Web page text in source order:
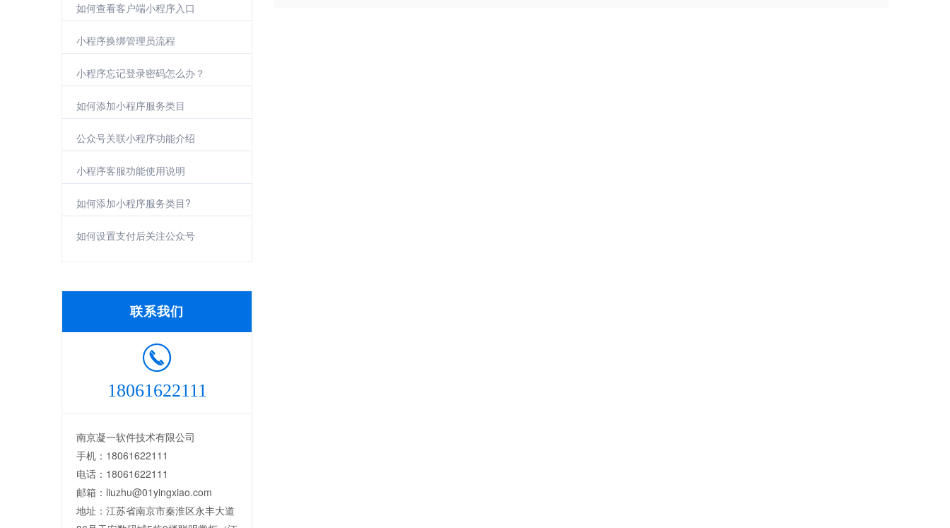
如何查看客户端小程序入口
小程序换绑管理员流程
小程序忘记登录密码怎么办？
如何添加小程序服务类目
公众号关联小程序功能介绍
小程序客服功能使用说明
如何添加小程序服务类目?
如何设置支付后关注公众号
联系我们
18061622111
南京凝一软件技术有限公司
手机：18061622111
电话：18061622111
邮箱：liuzhu@01yingxiao.com
地址：江苏省南京市秦淮区永丰大道